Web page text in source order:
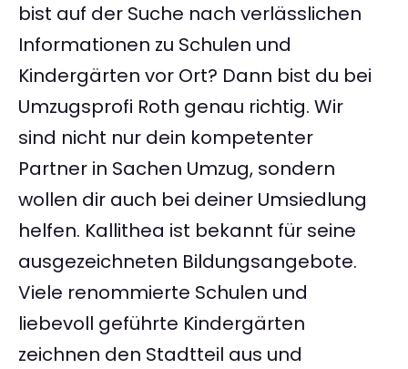
bist auf der Suche nach verlässlichen
Informationen zu Schulen und
Kindergärten vor Ort? Dann bist du bei
Umzugsprofi Roth genau richtig. Wir
sind nicht nur dein kompetenter
Partner in Sachen Umzug, sondern
wollen dir auch bei deiner Umsiedlung
helfen. Kallithea ist bekannt für seine
ausgezeichneten Bildungsangebote.
Viele renommierte Schulen und
liebevoll geführte Kindergärten
zeichnen den Stadtteil aus und